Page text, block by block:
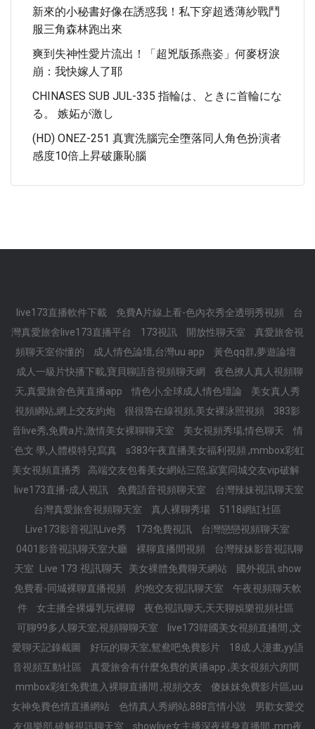
新來的小秘書好像在誘惑我！私下穿超透薄紗戰鬥
服三角森林跑出來
爽到失神性愛片流出！「超兇版孫燕姿」何麥枒淚
崩：我快嫁人了耶
CHINASES SUB JUL-335 指輪は、ときに首輪にな
る。 嫉妬が激し
(HD) ONEZ-251 真實洗腦完全墮落同人角色扮演者
感度10倍上昇破廉恥腦
live173直播軟件下載 免費A片線上看-色內衣秀全透明秀視頻
台
灣真愛旅舍live173直播平台
173視訊 開放性聊天室
真愛旅舍視
頻聊天室你懂的
成人情色論壇,台灣uu app
黃色qq群,夢遊論壇
成人一級片快播下載,寶貝聊語音視頻聊天網
夜色撩人真人視頻聊
天,真愛旅舍色黃直播app
情色小,全球成人情色壇論
美女真人秀
視頻網站,網上交友約炮
很很魯在線視頻,美女裸泳照視頻
383影
音live秀,免費a片,激情美女裸聊聊天室
美女視頻秀場,情色聊天
情
˙色文 學,人體模特兒寫真
s383午夜直播美女福利視頻 ,mmbox彩虹
美女視頻直播秀
高端交友包養美女網站三陪,寂寞同城交友vip破解
live173直播-成人視訊
免費語音視頻聊天室
台灣辣妹視訊聊天室
台灣真愛旅舍視頻聊天室
真人裸聊秀場
5118網紅社區
Live173影音視訊Live秀
173免費視訊
台灣戀戀視頻聊天室
0401影音視訊聊天室大廳
裸聊直播間視頻
台灣辣妹影音視訊聊
天室
Live 173 視訊聊天 美女裸體免費聊天網站
國外視訊 show
免費看-同城裸聊直播視頻
約炮交友視訊聊天室
午夜視頻聊天軟
件
女主播全裸爆乳玩裸聊
夜色視訊聊天,天天聊娛樂視頻社區
可聊99多人聊天室,視頻聊聊天室
live173韓國美女視頻直播間 ,文
愛聊天記錄截圖
好玩的聊天室,鴛鴦吧免費影片
18成.人漫畫,yy語
音視頻互動社區
真愛旅舍有什麼免費的黃播app ,美女視頻六房間
mmbox彩虹免費進入裸聊直播間 ,視頻交友
傻妹妺免費影片區,uu
女神免費色情直播網站
色情真人秀網站,888言情小說
男歡女愛交
友俱樂部,破解視訊聊天室
showlive女主播深夜裸身直播間 ,mm夜